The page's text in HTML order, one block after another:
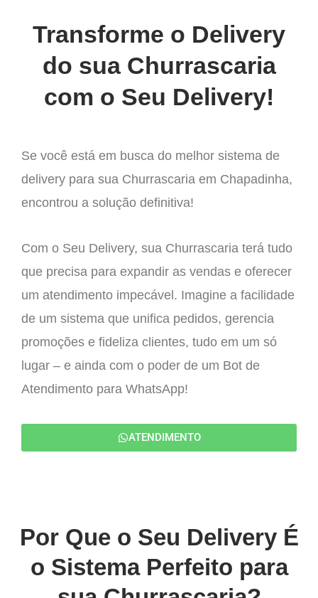
Transforme o Delivery
do sua Churrascaria
com o Seu Delivery!
Se você está em busca do melhor sistema de
delivery para sua Churrascaria em Chapadinha,
encontrou a solução definitiva!
Com o Seu Delivery, sua Churrascaria terá tudo
que precisa para expandir as vendas e oferecer
um atendimento impecável. Imagine a facilidade
de um sistema que unifica pedidos, gerencia
promoções e fideliza clientes, tudo em um só
lugar – e ainda com o poder de um Bot de
Atendimento para WhatsApp!
ATENDIMENTO
Por Que o Seu Delivery É
o Sistema Perfeito para